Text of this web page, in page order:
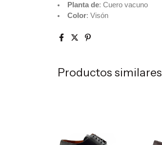
Planta de: Cuero vacuno
Color: Visón
Productos similares